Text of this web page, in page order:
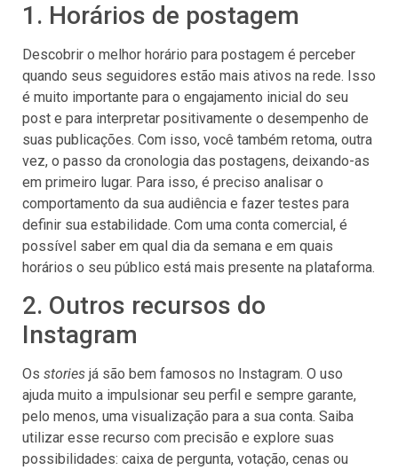
1. Horários de postagem
Descobrir o melhor horário para postagem é perceber
quando seus seguidores estão mais ativos na rede. Isso
é muito importante para o engajamento inicial do seu
post e para interpretar positivamente o desempenho de
suas publicações. Com isso, você também retoma, outra
vez, o passo da cronologia das postagens, deixando-as
em primeiro lugar. Para isso, é preciso analisar o
comportamento da sua audiência e fazer testes para
definir sua estabilidade. Com uma conta comercial, é
possível saber em qual dia da semana e em quais
horários o seu público está mais presente na plataforma.
2. Outros recursos do
Instagram
Os stories já são bem famosos no Instagram. O uso
ajuda muito a impulsionar seu perfil e sempre garante,
pelo menos, uma visualização para a sua conta. Saiba
utilizar esse recurso com precisão e explore suas
possibilidades: caixa de pergunta, votação, cenas ou